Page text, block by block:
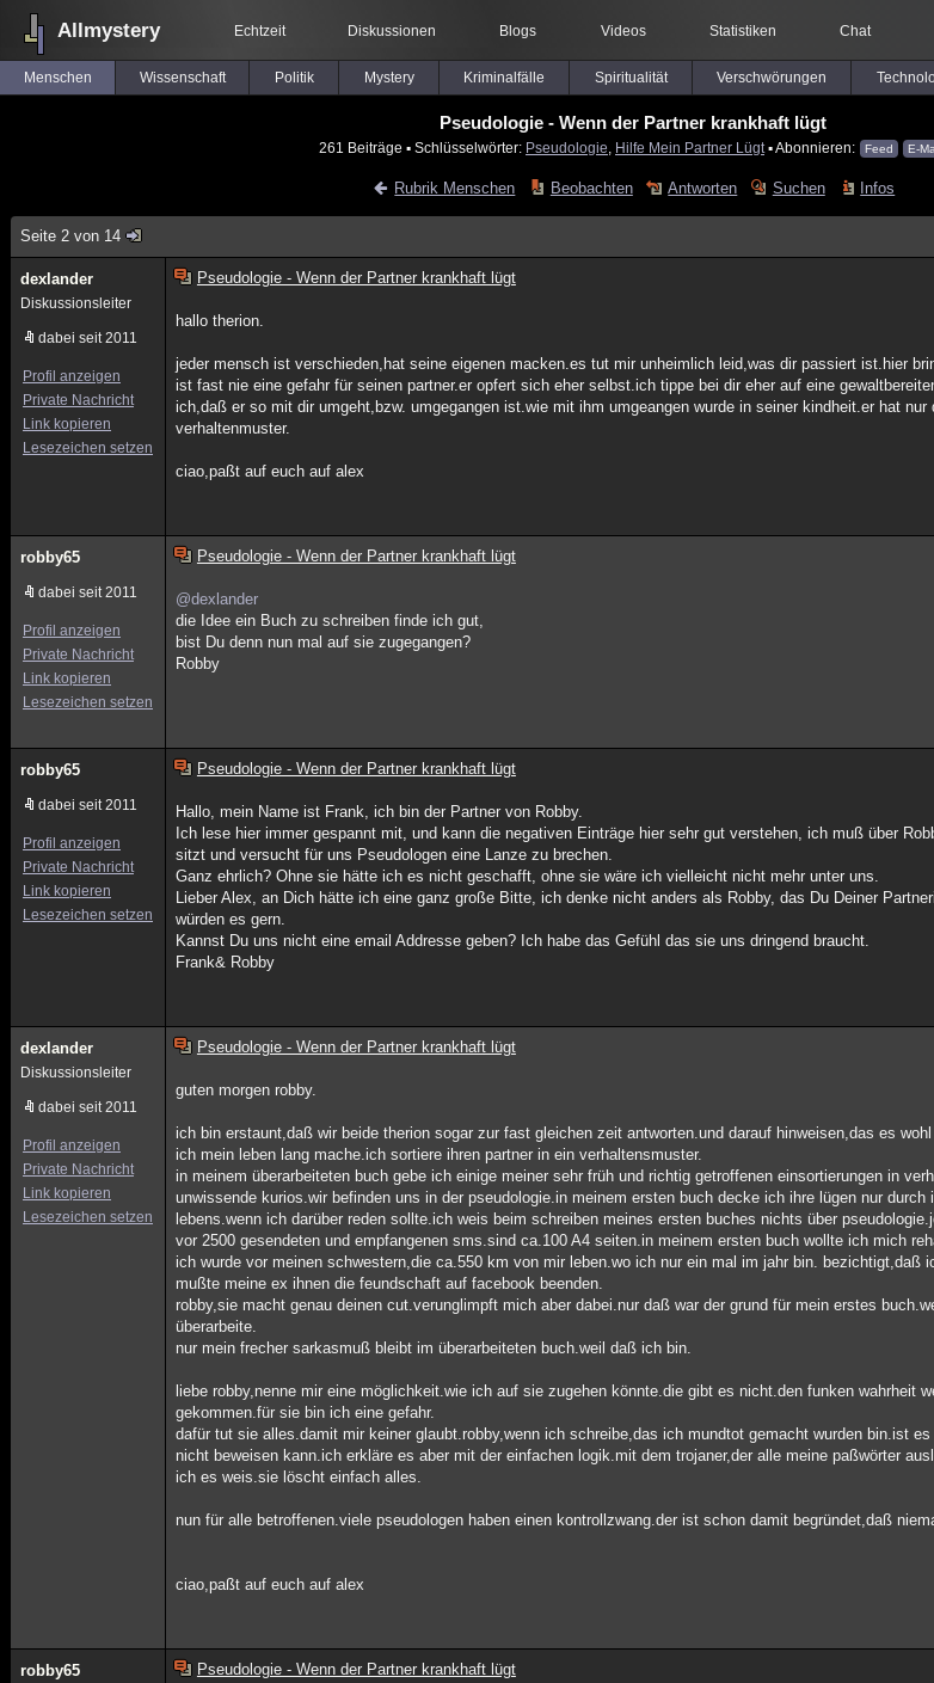
Allmystery Echtzeit Diskussionen Blogs Videos Statistiken Chat
Menschen Wissenschaft Politik Mystery Kriminalfälle Spiritualität Verschwörungen
Pseudologie - Wenn der Partner krankhaft lügt
261 Beiträge ▪ Schlüsselwörter: Pseudologie Hilfe Mein Partner Lügt ▪ Abonnieren: Feed E-
Rubrik Menschen Beobachten Antworten Suchen Infos
Seite 2 von 14
dexlander
Diskussionsleiter
dabei seit 2011
Profil anzeigen
Private Nachricht
Link kopieren
Lesezeichen setzen
Pseudologie - Wenn der Partner krankhaft lügt
hallo therion.
jeder mensch ist verschieden,hat seine eigenen macken.es tut mir unheimlich leid,was dir passiert ist.hier
ist fast nie eine gefahr für seinen partner.er opfert sich eher selbst.ich tippe bei dir eher auf eine
ich,daß er so mit dir umgeht,bzw. umgegangen ist.wie mit ihm umgeangen wurde in seiner kindheit.er hat nur
verhaltenmuster.
ciao,paßt auf euch auf alex
robby65
dabei seit 2011
Profil anzeigen
Private Nachricht
Link kopieren
Lesezeichen setzen
Pseudologie - Wenn der Partner krankhaft lügt
@dexlander
die Idee ein Buch zu schreiben finde ich gut,
bist Du denn nun mal auf sie zugegangen?
Robby
robby65
dabei seit 2011
Profil anzeigen
Private Nachricht
Link kopieren
Lesezeichen setzen
Pseudologie - Wenn der Partner krankhaft lügt
Hallo, mein Name ist Frank, ich bin der Partner von Robby.
Ich lese hier immer gespannt mit, und kann die negativen Einträge hier sehr gut verstehen, ich muß über
sitzt und versucht für uns Pseudologen eine Lanze zu brechen.
Ganz ehrlich? Ohne sie hätte ich es nicht geschafft, ohne sie wäre ich vielleicht nicht mehr unter uns.
Lieber Alex, an Dich hätte ich eine ganz große Bitte, ich denke nicht anders als Robby, das Du Deiner
würden es gern.
Kannst Du uns nicht eine email Addresse geben? Ich habe das Gefühl das sie uns dringend braucht.
Frank& Robby
dexlander
Diskussionsleiter
dabei seit 2011
Profil anzeigen
Private Nachricht
Link kopieren
Lesezeichen setzen
Pseudologie - Wenn der Partner krankhaft lügt
guten morgen robby.
ich bin erstaunt,daß wir beide therion sogar zur fast gleichen zeit antworten.und darauf hinweisen,das es
ich mein leben lang mache.ich sortiere ihren partner in ein verhaltensmuster.
in meinem überarbeiteten buch gebe ich einige meiner sehr früh und richtig getroffenen einsortierungen in
unwissende kurios.wir befinden uns in der pseudologie.in meinem ersten buch decke ich ihre lügen nur
lebens.wenn ich darüber reden sollte.ich weis beim schreiben meines ersten buches nichts über
vor 2500 gesendeten und empfangenen sms.sind ca.100 A4 seiten.in meinem ersten buch wollte ich mich
ich wurde vor meinen schwestern,die ca.550 km von mir leben.wo ich nur ein mal im jahr bin. bezichtigt,daß
mußte meine ex ihnen die feundschaft auf facebook beenden.
robby,sie macht genau deinen cut.verunglimpft mich aber dabei.nur daß war der grund für mein erstes
überarbeite.
nur mein frecher sarkasmuß bleibt im überarbeiteten buch.weil daß ich bin.
liebe robby,nenne mir eine möglichkeit.wie ich auf sie zugehen könnte.die gibt es nicht.den funken wahrheit
gekommen.für sie bin ich eine gefahr.
dafür tut sie alles.damit mir keiner glaubt.robby,wenn ich schreibe,das ich mundtot gemacht wurden bin.ist
nicht beweisen kann.ich erkläre es aber mit der einfachen logik.mit dem trojaner,der alle meine paßwörter
ich es weis.sie löscht einfach alles.
nun für alle betroffenen.viele pseudologen haben einen kontrollzwang.der ist schon damit begründet,daß
ciao,paßt auf euch auf alex
robby65 Pseudologie - Wenn der Partner krankhaft lügt